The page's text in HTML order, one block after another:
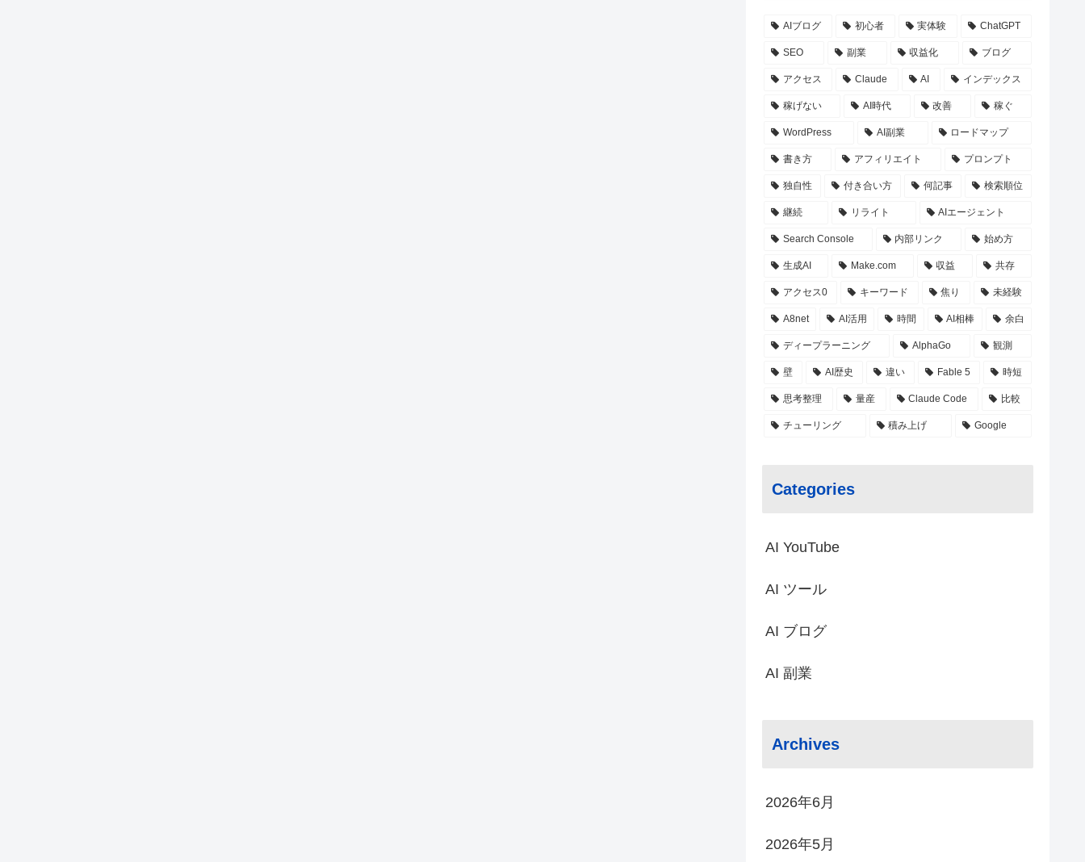
AIブログ 初心者 実体験 ChatGPT
SEO 副業 収益化 ブログ
アクセス Claude AI インデックス
稼げない AI時代 改善 稼ぐ
WordPress AI副業 ロードマップ
書き方 アフィリエイト プロンプト
独自性 付き合い方 何記事 検索順位
継続 リライト AIエージェント
Search Console 内部リンク 始め方
生成AI Make.com 収益 共存
アクセス0 キーワード 焦り 未経験
A8net AI活用 時間 AI相棒 余白
ディープラーニング AlphaGo 観測
壁 AI歴史 違い Fable 5 時短
思考整理 量産 Claude Code 比較
チューリング 積み上げ Google
Categories
AI YouTube
AI ツール
AI ブログ
AI 副業
Archives
2026年6月
2026年5月